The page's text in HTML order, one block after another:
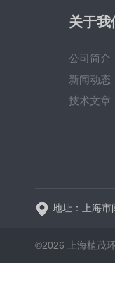
关于我
公司简介
新闻动态
技术文章
地址：上海市
©2026 上海植茂